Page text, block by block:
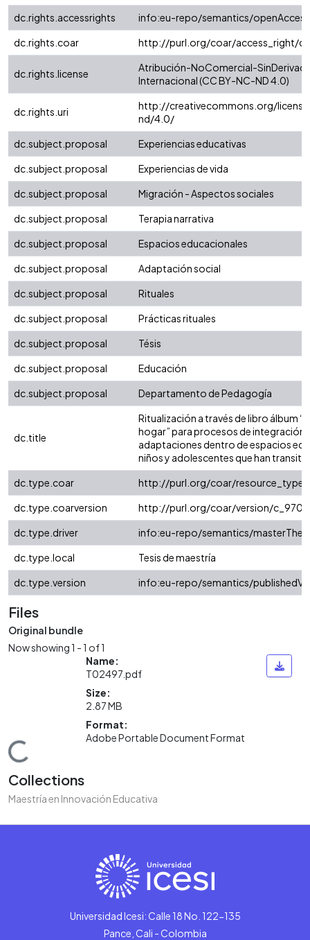
dc.rights.accessrights
info:eu-repo/semantics/openAccess
dc.rights.coar
http://purl.org/coar/access_right/
dc.rights.license
Atribución-NoComercial-
Internacional (CC BY-NC-ND 4.0)
dc.rights.uri
http://creativecommons.org/
nd/4.0/
dc.subject.proposal
Experiencias educativas
dc.subject.proposal
Experiencias de vida
dc.subject.proposal
Migración - Aspectos sociales
dc.subject.proposal
Terapia narrativa
dc.subject.proposal
Espacios educacionales
dc.subject.proposal
Adaptación social
dc.subject.proposal
Rituales
dc.subject.proposal
Prácticas rituales
dc.subject.proposal
Tésis
dc.subject.proposal
Educación
dc.subject.proposal
Departamento de Pedagogía
dc.title
Ritualización a través de libro álbum
hogar” para procesos de integración
adaptaciones dentro de espacios
niños y adolescentes que han
dc.type.coar
http://purl.org/coar/resource_type/
dc.type.coarversion
http://purl.org/coar/version/
dc.type.driver
info:eu-repo/semantics/
dc.type.local
Tesis de maestría
dc.type.version
info:eu-repo/semantics/
Files
Original bundle
Now showing1 - 1 of 1
Loading...
Name:
T02497.pdf
Size:
2.87 MB
Format:
Adobe Portable Document Format
Collections
Maestría en Innovación Educativa
Universidad Icesi: Calle 18 No. 122-135
Pance, Cali - Colombia